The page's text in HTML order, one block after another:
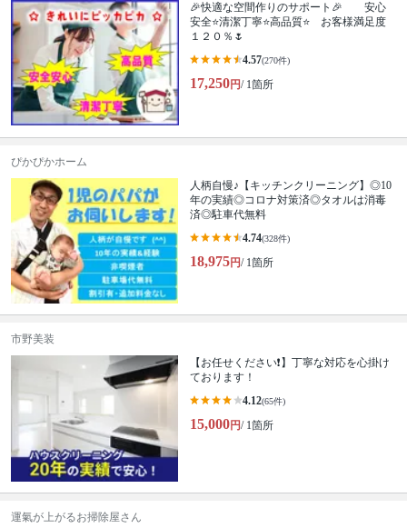
🎉快適な空間作りのサポート🎉 安心
安全⭐清潔丁寧⭐高品質⭐ お客様満足度
１２０％🌷
4.57(270件)
17,250円/ 1箇所
ぴかぴかホーム
人柄自慢♪【キッチンクリーニング】◎10
年の実績◎コロナ対策済◎タオルは消毒
済◎駐車代無料
4.74(328件)
18,975円/ 1箇所
市野美装
【お任せください❗️】丁寧な対応を心掛け
ております！
4.12(65件)
15,000円/ 1箇所
運氣が上がるお掃除屋さん